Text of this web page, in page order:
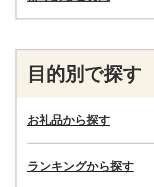
目的別で探す
お礼品から探す
ランキングから探す